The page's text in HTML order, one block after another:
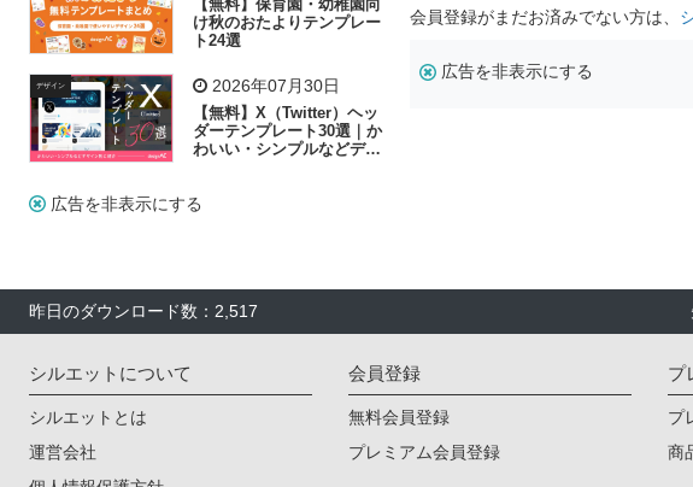
【無料】保育園・幼稚園向
け秋のおたよりテンプレー
ト24選
デザイン 2026年07月30日
【無料】X（Twitter）ヘッ
ダーテンプレート30選｜か
わいい・シンプルなどデザ
広告を非表示にする
会員登録がまだお済みでない方は、
広告を非表示にする
昨日のダウンロード数：2,517
シルエットについて
シルエットとは
運営会社
会員登録
無料会員登録
プレミアム会員登録
プ
プ
商